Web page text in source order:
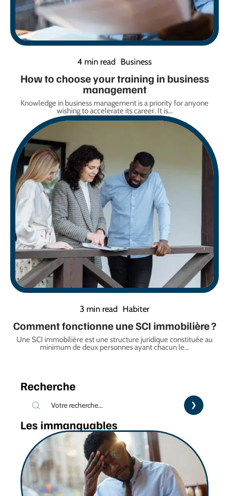
4 min read Business
How to choose your training in business
management
Knowledge in business management is a priority for anyone
wishing to accelerate its career. It is…
3 min read Habiter
Comment fonctionne une SCI immobilière ?
Une SCI immobilière est une structure juridique constituée au
minimum de deux personnes ayant chacun le…
Recherche
Les immanquables